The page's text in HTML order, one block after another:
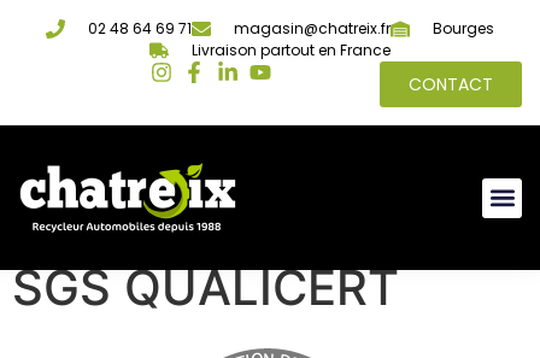
02 48 64 69 71 magasin@chatreix.fr
Bourges
Livraison partout en France
CONTACT
SGS QUALICERT